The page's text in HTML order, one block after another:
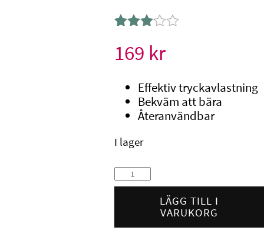
3.00
av 5
på
kundrecension
169 kr
Effektiv tryckavlastning
Bekväm att bära
Återanvändbar
I lager
Gehwol
Hammartåskydd
mängd
LÄGG TILL I
VARUKORG